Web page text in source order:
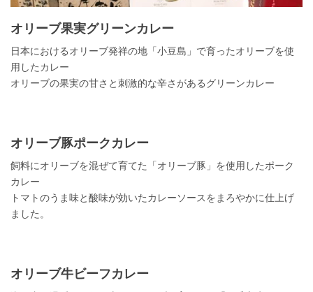
オリーブ果実グリーンカレー
日本におけるオリーブ発祥の地「小豆島」で育ったオリーブを使
用したカレー
オリーブの果実の甘さと刺激的な辛さがあるグリーンカレー
オリーブ豚ポークカレー
飼料にオリーブを混ぜて育てた「オリーブ豚」を使用したポーク
カレー
トマトのうま味と酸味が効いたカレーソースをまろやかに仕上げ
ました。
オリーブ牛ビーフカレー